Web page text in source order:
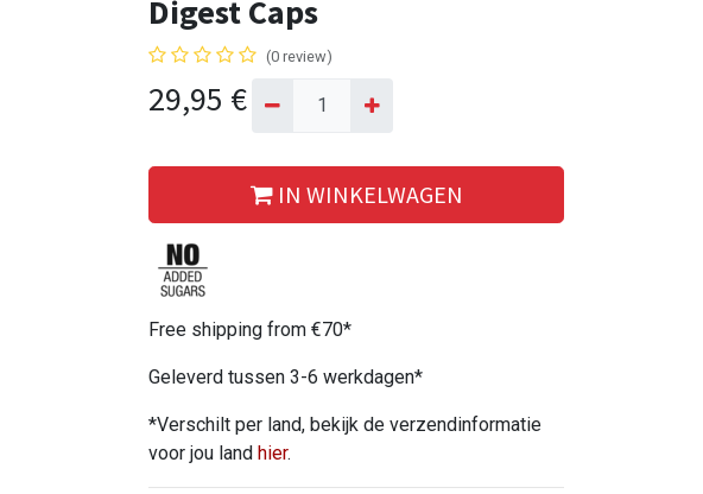
Digest Caps
(0 review)
29,95 €
IN WINKELWAGEN
Free shipping from €70*
Geleverd tussen 3-6 werkdagen*
*Verschilt per land, bekijk de verzendinformatie
voor jou land hier.